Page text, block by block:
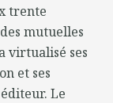
trente
mutuelles
virtualisé ses
et ses
Le